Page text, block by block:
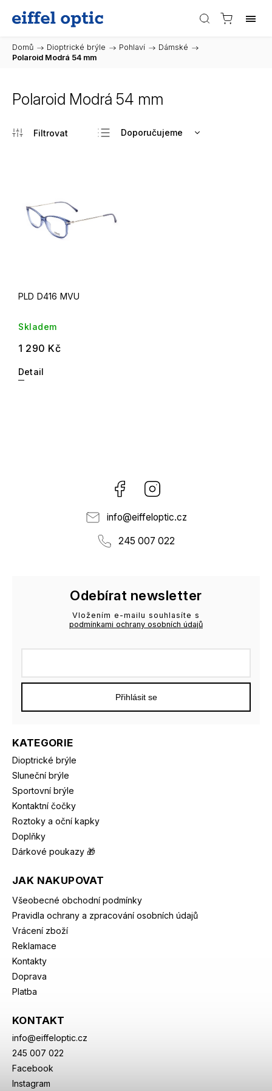
Domů / Dioptrické brýle / Pohlaví / Dámské /
Polaroid Modrá 54 mm
Polaroid Modrá 54 mm
Doporučujeme
PLD D416 MVU
Skladem
1 290 Kč
Detail
Facebook
info@eiffeloptic.cz
245 007 022
KATEGORIE
Dioptrické brýle
Sluneční brýle
Sportovní brýle
Kontaktní čočky
Roztoky a oční kapky
Doplňky
Dárkové poukazy 🎁
JAK NAKUPOVAT
Všeobecné obchodní podmínky
Pravidla ochrany a zpracování osobních údajů
Vrácení zboží
Reklamace
Kontakty
Doprava
Platba
KONTAKT
info@eiffeloptic.cz
245 007 022
Facebook
Instagram
Odebírat newsletter
Vložením e-mailu souhlasíte s
podmínkami ochrany osobních údajů
Přihlásit se